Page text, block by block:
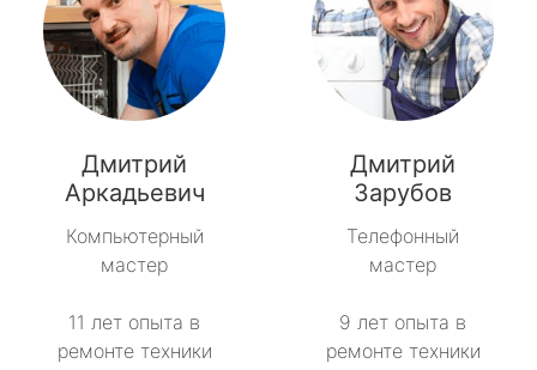
Дмитрий
Аркадьевич
Компьютерный
мастер
11 лет опыта в
ремонте техники
Дмитрий
Зарубов
Телефонный
мастер
9 лет опыта в
ремонте техники